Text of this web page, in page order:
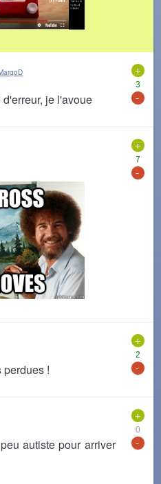
+
3
-
je l'avoue
+
7
-
+
2
-
perdues !
+
0
-
autiste pour arriver